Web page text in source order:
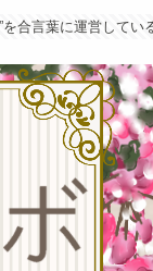
を合言葉に運営して